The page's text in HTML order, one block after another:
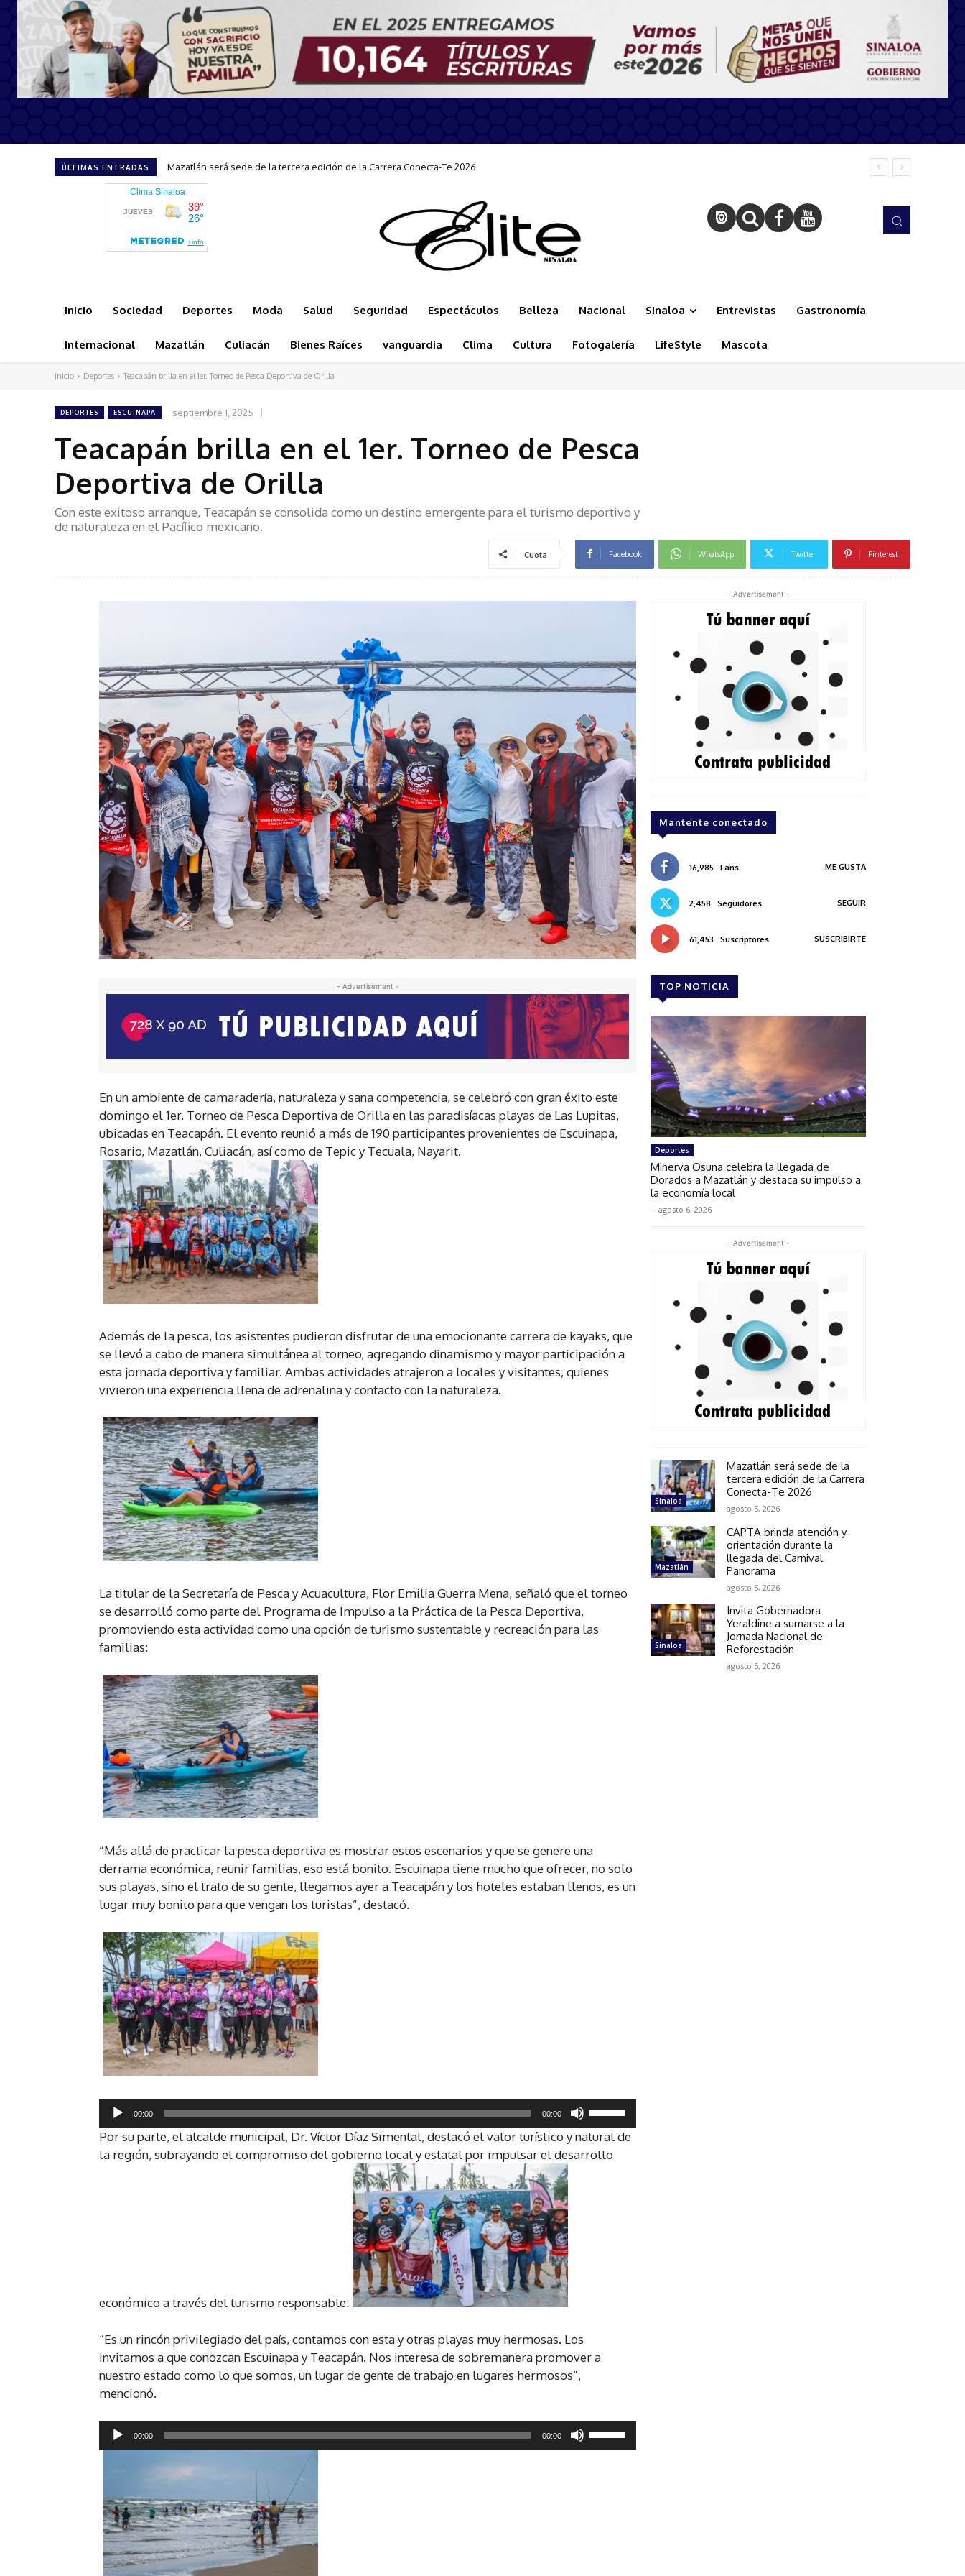
ÚLTIMAS ENTRADAS Mazatlán será sede de la tercera edición de la Carrera Conecta-Te 2026
CAPTA brinda atención y orientación durante la llegada del Carnival Panorama
Inicio Sociedad Deportes Moda Salud Seguridad Espectáculos Belleza Nacional Sinaloa Entrevistas Gastronomía
Internacional Mazatlán Culiacán Bienes Raíces vanguardia Clima Cultura Fotogalería LifeStyle Mascota
Inicio Deportes Teacapán brilla en el 1er. Torneo de Pesca Deportiva de Orilla
DEPORTES ESCUINAPA septiembre 1, 2025
Teacapán brilla en el 1er. Torneo de Pesca
Deportiva de Orilla
Con este exitoso arranque, Teacapán se consolida como un destino emergente para el turismo deportivo y
de naturaleza en el Pacífico mexicano.
Cuota Facebook WhatsApp Twitter Pinterest
- Advertisement -
En un ambiente de camaradería, naturaleza y sana competencia, se celebró con gran éxito este
domingo el 1er. Torneo de Pesca Deportiva de Orilla en las paradisíacas playas de Las Lupitas,
ubicadas en Teacapán. El evento reunió a más de 190 participantes provenientes de Escuinapa,
Rosario, Mazatlán, Culiacán, así como de Tepic y Tecuala, Nayarit.
Además de la pesca, los asistentes pudieron disfrutar de una emocionante carrera de kayaks, que
se llevó a cabo de manera simultánea al torneo, agregando dinamismo y mayor participación a
esta jornada deportiva y familiar. Ambas actividades atrajeron a locales y visitantes, quienes
vivieron una experiencia llena de adrenalina y contacto con la naturaleza.
La titular de la Secretaría de Pesca y Acuacultura, Flor Emilia Guerra Mena, señaló que el torneo
se desarrolló como parte del Programa de Impulso a la Práctica de la Pesca Deportiva,
promoviendo esta actividad como una opción de turismo sustentable y recreación para las
familias:
“Más allá de practicar la pesca deportiva es mostrar estos escenarios y que se genere una
derrama económica, reunir familias, eso está bonito. Escuinapa tiene mucho que ofrecer, no solo
sus playas, sino el trato de su gente, llegamos ayer a Teacapán y los hoteles estaban llenos, es un
lugar muy bonito para que vengan los turistas”, destacó.
e
p
r
d
a
u
d
i
00:00 00:00
U
t
i
l
a
f
l
Por su parte, el alcalde municipal, Dr. Víctor Díaz Simental, destacó el valor turístico y natural de
la región, subrayando el compromiso del gobierno local y estatal por impulsar el desarrollo
económico a través del turismo responsable:
“Es un rincón privilegiado del país, contamos con esta y otras playas muy hermosas. Los
invitamos a que conozcan Escuinapa y Teacapán. Nos interesa de sobremanera promover a
nuestro estado como lo que somos, un lugar de gente de trabajo en lugares hermosos”,
mencionó.
e
o
d
u
c
00:00 00:00
U
t
- Advertisement -
Mantente conectado
16,985 Fans ME GUSTA
2,458 Seguidores SEGUIR
61,453 Suscriptores SUSCRIBIRTE
TOP NOTICIA
Deportes
Minerva Osuna celebra la llegada de
Dorados a Mazatlán y destaca su impulso a
la economía local
- agosto 6, 2026
- Advertisement -
Sinaloa
Mazatlán será sede de la
tercera edición de la Carrera
Conecta-Te 2026
agosto 5, 2026
Mazatlán
CAPTA brinda atención y
orientación durante la
llegada del Carnival
Panorama
agosto 5, 2026
Sinaloa
Invita Gobernadora
Yeraldine a sumarse a la
Jornada Nacional de
Reforestación
agosto 5, 2026